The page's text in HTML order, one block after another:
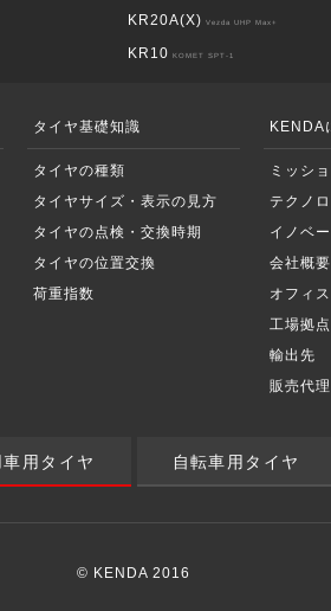
KR20A(X) Vezda UHP Max+
KR10 KOMET SPT-1
タイヤ基礎知識
タイヤの種類
タイヤサイズ・表示の見方
タイヤの点検・交換時期
タイヤの位置交換
荷重指数
KENDA
ミッシ
テクノ
イノベ
会社概要
オフィス
工場拠点
輸出先
販売代
車用タイヤ 自転車用タイヤ
© KENDA 2016